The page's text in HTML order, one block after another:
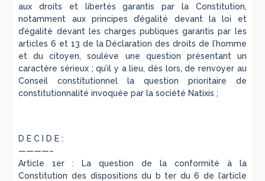
aux droits et libertés garantis par la Constitution,
notamment aux principes d’égalité devant la loi et
d’égalité devant les charges publiques garantis par les
articles 6 et 13 de la Déclaration des droits de l’homme
et du citoyen, soulève une question présentant un
caractère sérieux ; qu’il y a lieu, dès lors, de renvoyer au
Conseil constitutionnel la question prioritaire de
constitutionnalité invoquée par la société Natixis ;
D E C I D E :
————–
Article 1er : La question de la conformité à la
Constitution des dispositions du b ter du 6 de l’article